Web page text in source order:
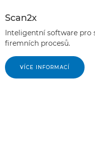
Scan2x
Inteligentní software pro
firemních procesů.
VÍCE INFORMACÍ